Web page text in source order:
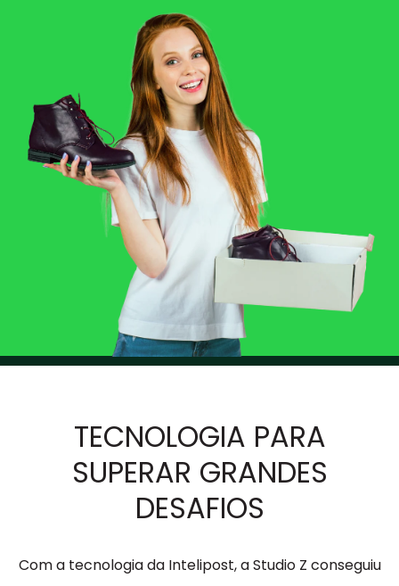
TECNOLOGIA PARA
SUPERAR GRANDES
DESAFIOS
Com a tecnologia da Intelipost, a Studio Z conseguiu